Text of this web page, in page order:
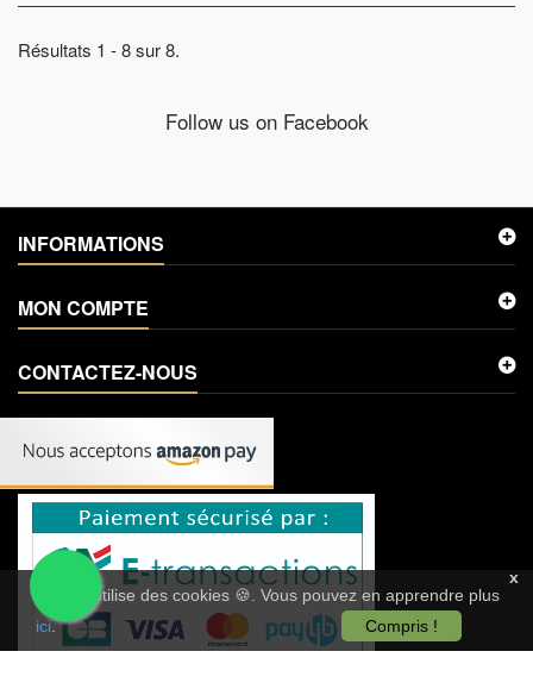
x
Ce site utilise des cookies 🍪. Vous pouvez en apprendre plus
ici. Compris !
Offrant une combustion propre et un arôme délicat, ces
granulés garantissent une expérience culinaire unique tout
Résultats 1 - 8 sur 8.
Follow us on Facebook
INFORMATIONS
MON COMPTE
CONTACTEZ-NOUS